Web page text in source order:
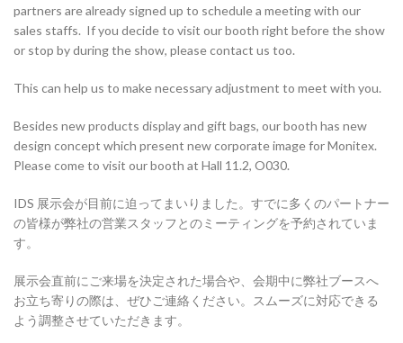
partners are already signed up to schedule a meeting with our
sales staffs. If you decide to visit our booth right before the show
or stop by during the show, please contact us too.
This can help us to make necessary adjustment to meet with you.
Besides new products display and gift bags, our booth has new
design concept which present new corporate image for Monitex.
Please come to visit our booth at Hall 11.2, O030.
IDS 展示会が目前に迫ってまいりました。すでに多くのパートナー
の皆様が弊社の営業スタッフとのミーティングを予約されていま
す。
展示会直前にご来場を決定された場合や、会期中に弊社ブースへ
お立ち寄りの際は、ぜひご連絡ください。スムーズに対応できる
よう調整させていただきます。